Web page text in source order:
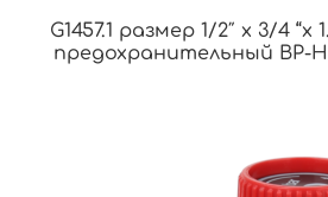
G1457.1 размер 1/2″ x 3/4
предохранительный ВР-НР